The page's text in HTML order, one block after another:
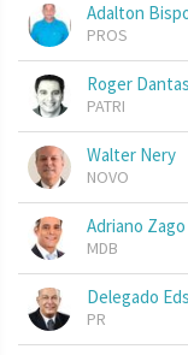
Adalton
PROS
Roger Dantas
PATRI
Walter Nery
NOVO
Adriano Zago
MDB
Delegado
PR